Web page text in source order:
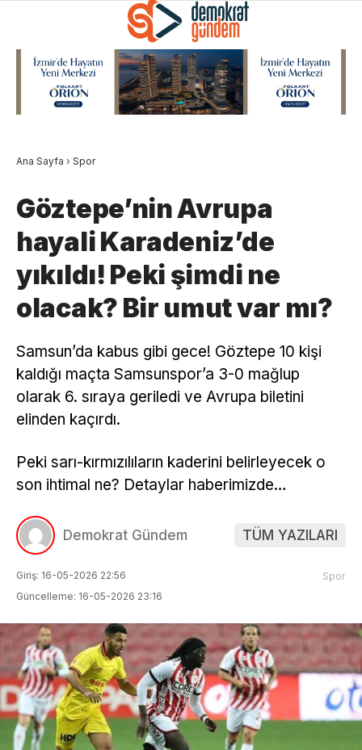
Ana Sayfa › Spor
Göztepe’nin Avrupa
hayali Karadeniz’de
yıkıldı! Peki şimdi ne
olacak? Bir umut var mı?
Samsun’da kabus gibi gece! Göztepe 10 kişi
kaldığı maçta Samsunspor’a 3-0 mağlup
olarak 6. sıraya geriledi ve Avrupa biletini
elinden kaçırdı.
Peki sarı-kırmızılıların kaderini belirleyecek o
son ihtimal ne? Detaylar haberimizde…
Demokrat Gündem TÜM YAZILARI
Giriş: 16-05-2026 22:56
Güncelleme: 16-05-2026 23:16
Spor